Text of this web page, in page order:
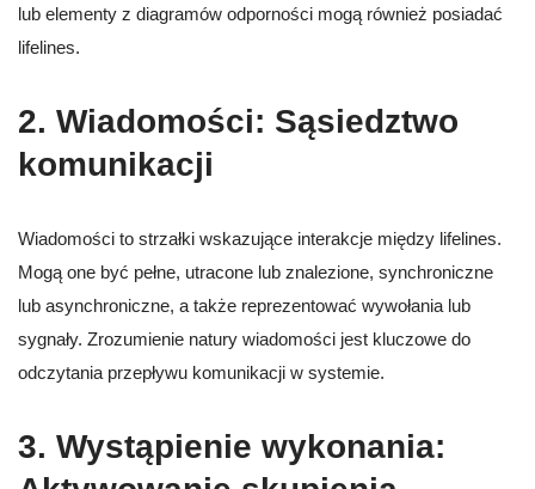
lub elementy z diagramów odporności mogą również posiadać
lifelines.
2. Wiadomości: Sąsiedztwo
komunikacji
Wiadomości to strzałki wskazujące interakcje między lifelines.
Mogą one być pełne, utracone lub znalezione, synchroniczne
lub asynchroniczne, a także reprezentować wywołania lub
sygnały. Zrozumienie natury wiadomości jest kluczowe do
odczytania przepływu komunikacji w systemie.
3. Wystąpienie wykonania: